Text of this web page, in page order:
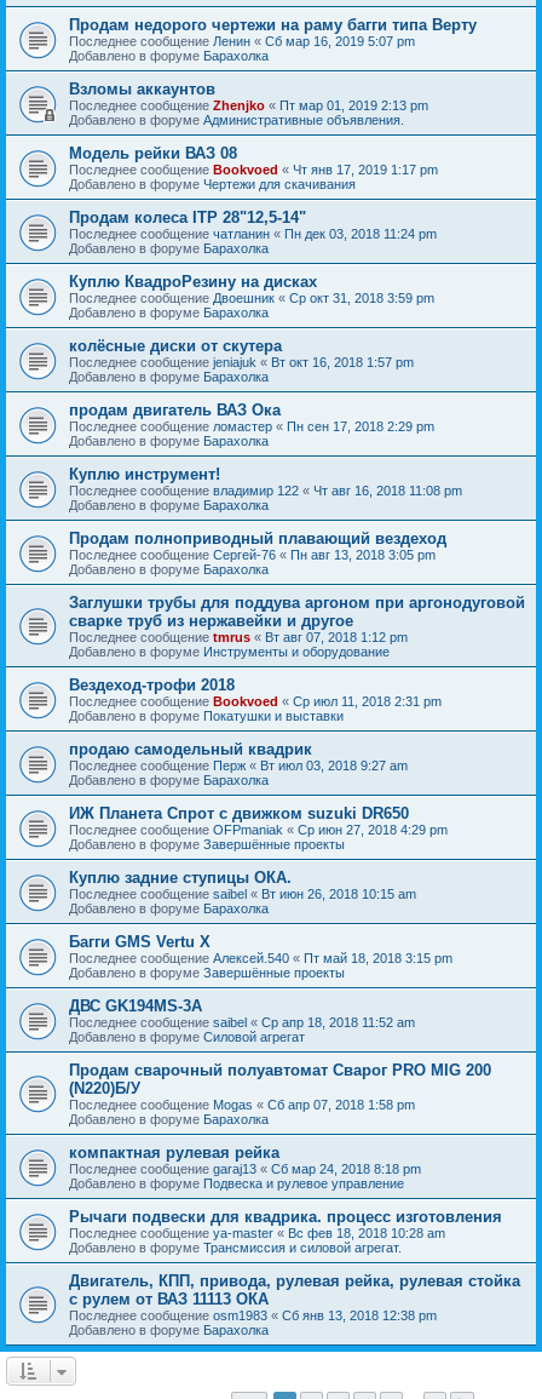
Продам недорого чертежи на раму багги типа Верту
Последнее сообщение Ленин « Сб мар 16, 2019 5:07 pm
Добавлено в форуме Барахолка
Взломы аккаунтов
Последнее сообщение Zhenjko « Пт мар 01, 2019 2:13 pm
Добавлено в форуме Административные объявления.
Модель рейки ВАЗ 08
Последнее сообщение Bookvoed « Чт янв 17, 2019 1:17 pm
Добавлено в форуме Чертежи для скачивания
Продам колеса ITP 28"12,5-14"
Последнее сообщение чатланин « Пн дек 03, 2018 11:24 pm
Добавлено в форуме Барахолка
Куплю КвадроРезину на дисках
Последнее сообщение Двоешник « Ср окт 31, 2018 3:59 pm
Добавлено в форуме Барахолка
колёсные диски от скутера
Последнее сообщение jeniajuk « Вт окт 16, 2018 1:57 pm
Добавлено в форуме Барахолка
продам двигатель ВАЗ Ока
Последнее сообщение ломастер « Пн сен 17, 2018 2:29 pm
Добавлено в форуме Барахолка
Куплю инструмент!
Последнее сообщение владимир 122 « Чт авг 16, 2018 11:08 pm
Добавлено в форуме Барахолка
Продам полноприводный плавающий вездеход
Последнее сообщение Сергей-76 « Пн авг 13, 2018 3:05 pm
Добавлено в форуме Барахолка
Заглушки трубы для поддува аргоном при аргонодуговой
сварке труб из нержавейки и другое
Последнее сообщение tmrus « Вт авг 07, 2018 1:12 pm
Добавлено в форуме Инструменты и оборудование
Вездеход-трофи 2018
Последнее сообщение Bookvoed « Ср июл 11, 2018 2:31 pm
Добавлено в форуме Покатушки и выставки
продаю самодельный квадрик
Последнее сообщение Перж « Вт июл 03, 2018 9:27 am
Добавлено в форуме Барахолка
ИЖ Планета Спрот с движком suzuki DR650
Последнее сообщение OFPmaniak « Ср июн 27, 2018 4:29 pm
Добавлено в форуме Завершённые проекты
Куплю задние ступицы ОКА.
Последнее сообщение saibel « Вт июн 26, 2018 10:15 am
Добавлено в форуме Барахолка
Багги GMS Vertu X
Последнее сообщение Алексей.540 « Пт май 18, 2018 3:15 pm
Добавлено в форуме Завершённые проекты
ДВС GK194MS-3A
Последнее сообщение saibel « Ср апр 18, 2018 11:52 am
Добавлено в форуме Силовой агрегат
Продам сварочный полуавтомат Сварог PRO MIG 200
(N220)Б/У
Последнее сообщение Mogas « Сб апр 07, 2018 1:58 pm
Добавлено в форуме Барахолка
компактная рулевая рейка
Последнее сообщение garaj13 « Сб мар 24, 2018 8:18 pm
Добавлено в форуме Подвеска и рулевое управление
Рычаги подвески для квадрика. процесс изготовления
Последнее сообщение ya-master « Вс фев 18, 2018 10:28 am
Добавлено в форуме Трансмиссия и силовой агрегат.
Двигатель, КПП, привода, рулевая рейка, рулевая стойка
с рулем от ВАЗ 11113 ОКА
Последнее сообщение osm1983 « Сб янв 13, 2018 12:38 pm
Добавлено в форуме Барахолка